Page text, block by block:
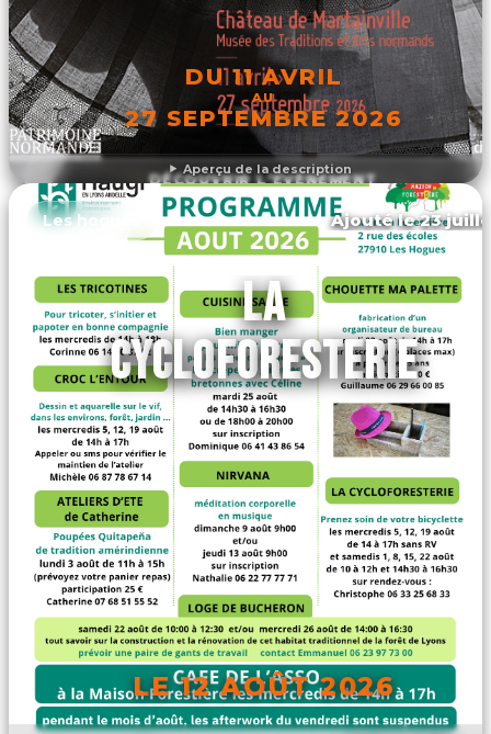
Aperçu de la description
DU 11 AVRIL
AU
27 SEPTEMBRE 2026
DÉCOUVRIR L'ÉVÉNEMENT
Les hogues Ajouté le 23
LA
CYCLOFORESTERIE
LE 12 AOÛT 2026